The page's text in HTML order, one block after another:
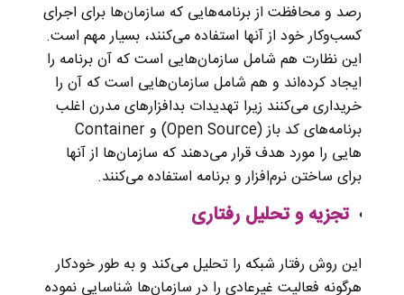
رصد و محافظت از برنامه‌هایی که سازمان‌ها برای اجرای
کسب‌و‌کار خود از آنها استفاده می‌کنند، بسیار مهم است.
این نظارت هم شامل سازمان‌هایی است که آن برنامه را
ایجاد کرده‌اند و هم شامل سازمان‌هایی است که آن را
خریداری می‌کنند زیرا تهدیدات بدافزارهای مدرن اغلب
برنامه‌های کد باز (Open Source) و Container
هایی را مورد هدف قرار می‌دهند که سازمان‌ها از آنها
برای ساختن نرم‌افزار و برنامه‌ استفاده می‌کنند.
تجزیه و تحلیل رفتاری
این روش رفتار شبکه را تحلیل می‌کند و به طور خودکار
هرگونه فعالیت غیرعادی را در سازمان‌ها شناسایی نموده